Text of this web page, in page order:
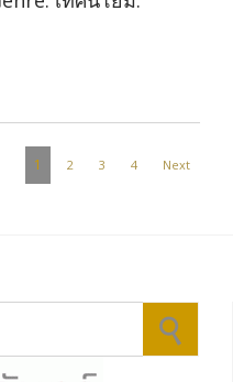
1 2 3 4 Next